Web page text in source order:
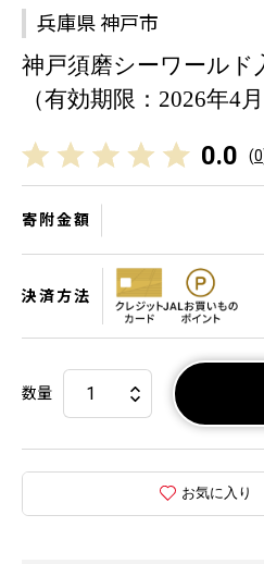
兵庫県 神戸市
神戸須磨シーワール
（有効期限：2026年4
0.0 (0
寄附金額
決済方法
数量
お気に入り